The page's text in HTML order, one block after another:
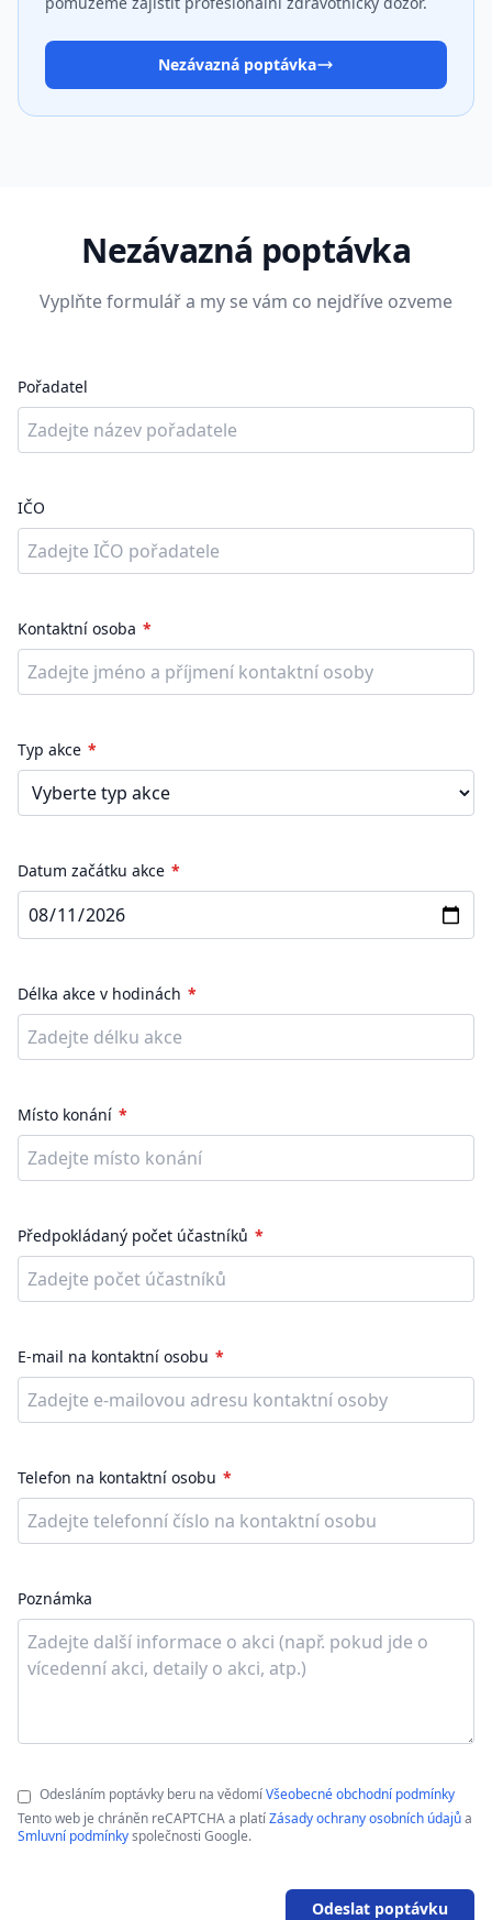
Nezávazná poptávka
Nezávazná poptávka
Vyplňte formulář a my se vám co nejdříve ozveme
Pořadatel
IČO
Kontaktní osoba
Typ akce
Datum začátku akce
Délka akce v hodinách
Místo konání
Předpokládaný počet účastníků
E-mail na kontaktní osobu
Telefon na kontaktní osobu
Poznámka
Odesláním poptávky beru na vědomíVšeobecné obchodní podmínky
Tento web je chráněn reCAPTCHA a platíZásady ochrany osobních údajůa
Smluvní podmínkyspolečnosti Google.
Odeslat poptávku